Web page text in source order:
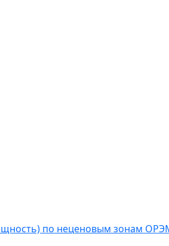
по неценовым зонам